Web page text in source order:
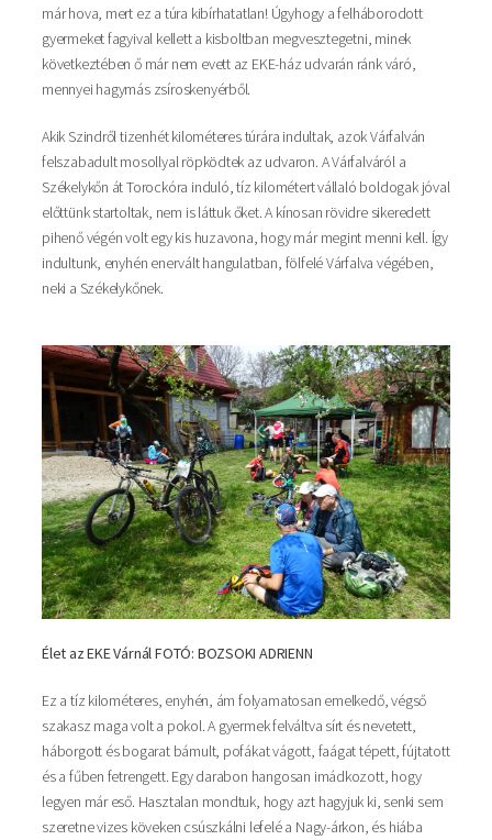
már hova, mert ez a túra kibírhatatlan! Úgyhogy a felháborodott
gyermeket fagyival kellett a kisboltban megvesztegetni, minek
következtében ő már nem evett az EKE-ház udvarán ránk váró,
mennyei hagymás zsíroskenyérből.
Akik Szindről tizenhét kilométeres túrára indultak, azok Várfalván
felszabadult mosollyal röpködtek az udvaron. A Várfalváról a
Székelykőn át Torockóra induló, tíz kilométert vállaló boldogak jóval
előttünk startoltak, nem is láttuk őket. A kínosan rövidre sikeredett
pihenő végén volt egy kis huzavona, hogy már megint menni kell. Így
indultunk, enyhén enervált hangulatban, fölfelé Várfalva végében,
neki a Székelykőnek.
Élet az EKE Várnál FOTÓ: BOZSOKI ADRIENN
Ez a tíz kilométeres, enyhén, ám folyamatosan emelkedő, végső
szakasz maga volt a pokol. A gyermek felváltva sírt és nevetett,
háborgott és bogarat bámult, pofákat vágott, faágat tépett, fújtatott
és a fűben fetrengett. Egy darabon hangosan imádkozott, hogy
legyen már eső. Hasztalan mondtuk, hogy azt hagyjuk ki, senki sem
szeretne vizes köveken csúszkálni lefelé a Nagy-árkon, és hiába